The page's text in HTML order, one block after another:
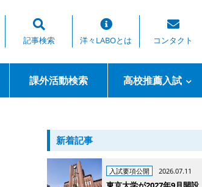
記事検索 洋々LABOとは コンタクト
課外活動検索 高校推薦入試
新着記事
入試要項公開 2026.07.11